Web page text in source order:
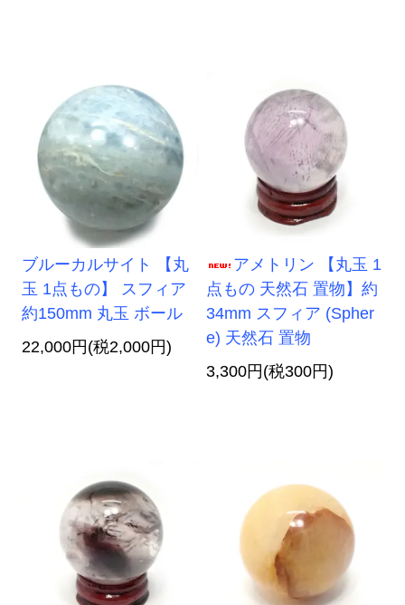
ブルーカルサイト 【丸
玉 1点もの】 スフィア
約150mm 丸玉 ボール
22,000円(税2,000円)
アメトリン 【丸玉 1
点もの 天然石 置物】約
34mm スフィア (Spher
e) 天然石 置物
3,300円(税300円)